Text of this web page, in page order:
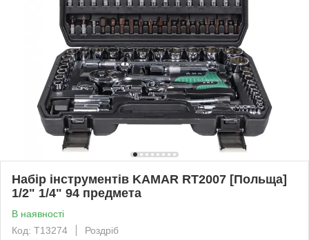
Набір інструментів KAMAR RT2007 [Польща]
1/2" 1/4" 94 предмета
В наявності
Код: T13274
Роздріб